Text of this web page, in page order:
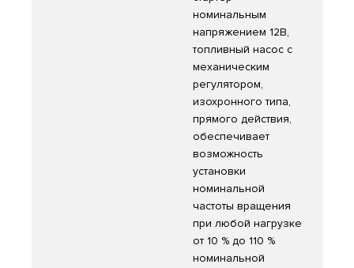
номинальным
напряжением 12В,
топливный насос с
механическим
регулятором,
изохронного типа,
прямого действия,
обеспечивает
возможность
установки
номинальной
частоты вращения
при любой нагрузке
от 10 % до 110 %
номинальной